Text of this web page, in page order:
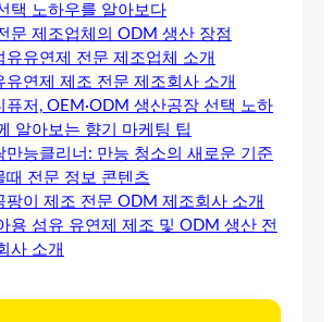
택 노하우를 알아보다
문 제조업체의 ODM 생산 장점
유유연제 전문 제조업체 소개
유연제 제조 전문 제조회사 소개
퓨저, OEM·ODM 생산공장 선택 노하
알아보는 향기 마케팅 팁
만능클리너: 만능 청소의 새로운 기준
때 전문 정보 콘텐츠
팡이 제조 전문 ODM 제조회사 소개
용 섬유 유연제 제조 및 ODM 생산 전
사 소개